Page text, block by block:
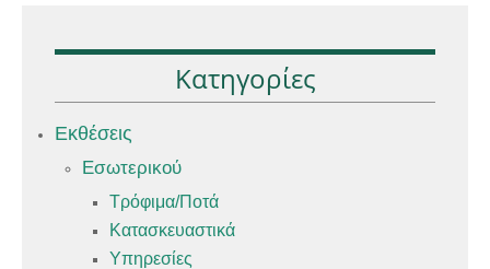
Κατηγορίες
Εκθέσεις
Εσωτερικού
Τρόφιμα/Ποτά
Κατασκευαστικά
Υπηρεσίες